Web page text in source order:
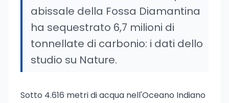
abissale della Fossa Diamantina
ha sequestrato 6,7 milioni di
tonnellate di carbonio: i dati dello
studio su Nature.
Sotto 4.616 metri di acqua nell'Oceano Indiano